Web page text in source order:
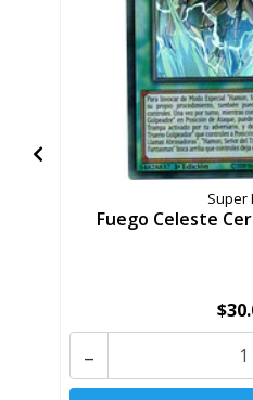
Super
Fuego Celeste
-